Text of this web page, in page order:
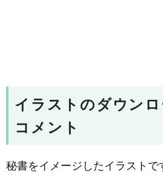
イラストのダウン
コメント
秘書をイメージしたイラストで